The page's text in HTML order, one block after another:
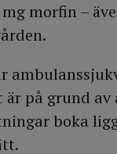
morfin –
på grund
boka